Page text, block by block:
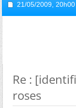
21/05/2009, 20h00
Re :
roses